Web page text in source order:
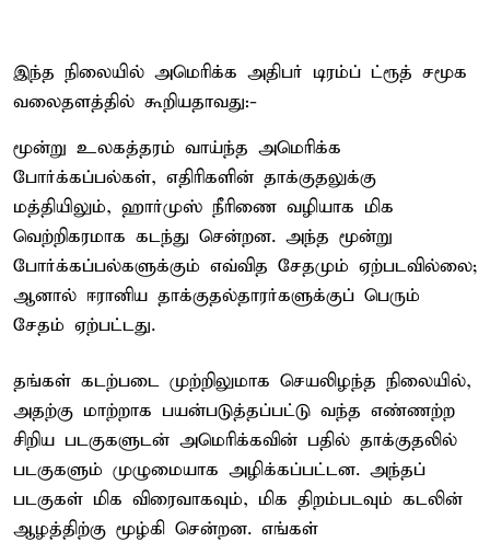
இந்த நிலையில் அமெரிக்க அதிபர் டிரம்ப் ட்ரூத் சமூக
வலைதளத்தில் கூறியதாவது:-
மூன்று உலகத்தரம் வாய்ந்த அமெரிக்க
போர்க்கப்பல்கள், எதிரிகளின் தாக்குதலுக்கு
மத்தியிலும், ஹார்முஸ் நீரிணை வழியாக மிக
வெற்றிகரமாக கடந்து சென்றன. அந்த மூன்று
போர்க்கப்பல்களுக்கும் எவ்வித சேதமும் ஏற்படவில்லை;
ஆனால் ஈரானிய தாக்குதல்தாரர்களுக்குப் பெரும்
சேதம் ஏற்பட்டது.
தங்கள் கடற்படை முற்றிலுமாக செயலிழந்த நிலையில்,
அதற்கு மாற்றாக பயன்படுத்தப்பட்டு வந்த எண்ணற்ற
சிறிய படகுகளுடன் அமெரிக்கவின் பதில் தாக்குதலில்
படகுகளும் முழுமையாக அழிக்கப்பட்டன. அந்தப்
படகுகள் மிக விரைவாகவும், மிக திறம்படவும் கடலின்
ஆழத்திற்கு மூழ்கி சென்றன. எங்கள்